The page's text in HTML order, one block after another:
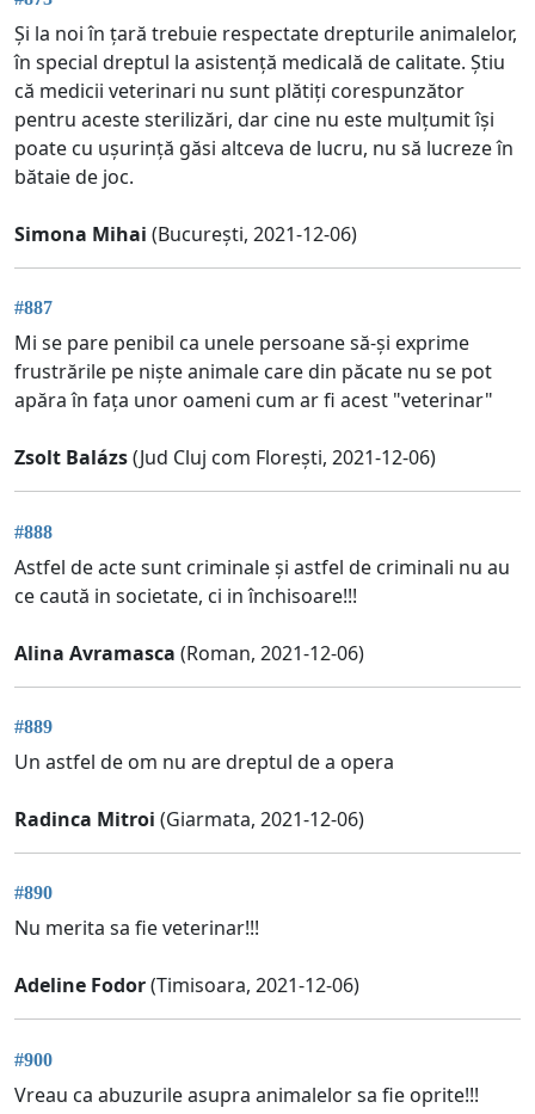
Și la noi în țară trebuie respectate drepturile animalelor,
în special dreptul la asistență medicală de calitate. Știu
că medicii veterinari nu sunt plătiți corespunzător
pentru aceste sterilizări, dar cine nu este mulțumit își
poate cu ușurință găsi altceva de lucru, nu să lucreze în
bătaie de joc.
Simona Mihai (București, 2021-12-06)
#887
Mi se pare penibil ca unele persoane să-și exprime
frustrările pe niște animale care din păcate nu se pot
apăra în fața unor oameni cum ar fi acest "veterinar"
Zsolt Balázs(Jud Cluj com Florești, 2021-12-06)
#888
Astfel de acte sunt criminale și astfel de criminali nu au
ce caută in societate, ci in închisoare!!!
Alina Avramasca (Roman, 2021-12-06)
#889
Un astfel de om nu are dreptul de a opera
Radinca Mitroi (Giarmata, 2021-12-06)
#890
Nu merita sa fie veterinar!!!
Adeline Fodor(Timisoara, 2021-12-06)
#900
Vreau ca abuzurile asupra animalelor sa fie oprite!!!